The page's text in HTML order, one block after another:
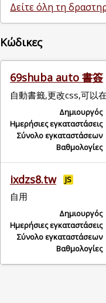
Δείτε όλη τη
Κώδικες
69shuba auto 書簽
自動書籤,更改css,可以
Δημιουργός
Ημερήσιες εγκαταστάσεις
Σύνολο εγκαταστάσεων
Βαθμολογίες
ixdzs8.tw JS
自用
Δημιουργός
Ημερήσιες εγκαταστάσεις
Σύνολο εγκαταστάσεων
Βαθμολογίες